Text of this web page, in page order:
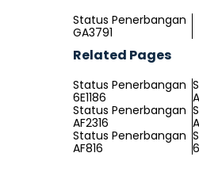
Status Penerbangan
GA3791
Related Pages
Status Penerbangan
6E1186
Status Penerbangan
AF2316
Status Penerbangan
AF816